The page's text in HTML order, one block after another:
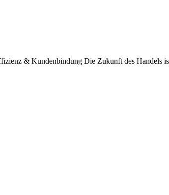
& Kundenbindung Die Zukunft des Handels